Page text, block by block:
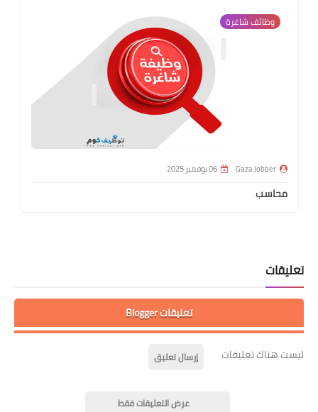
وظائف شاغرة
Gaza Jobber 06 نوفمبر 2025
محاسب
تعليقات
تعليقات Blogger
ليست هناك تعليقات إرسال تعليق
عرض التعليقات فقط